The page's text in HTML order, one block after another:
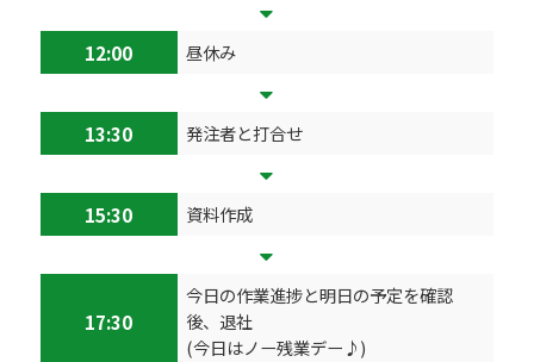
12:00 昼休み
13:30 発注者と打合せ
15:30 資料作成
17:30
今日の作業進捗と明日の予定を確認
後、退社
(今日はノー残業デー♪)